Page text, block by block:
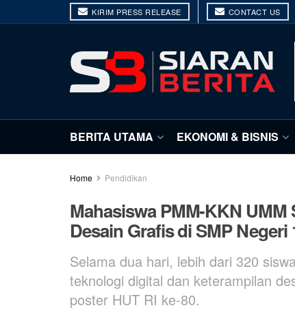
KIRIM PRESS RELEASE CONTACT US
BERITA UTAMA EKONOMI & BISNIS
Home Pendidikan
Mahasiswa PMM-KKN
Desain Grafis di SMP Negeri
Selama dua hari, lebih dari 320
teknologi digital dan keterampilan
poster HUT RI ke-80.